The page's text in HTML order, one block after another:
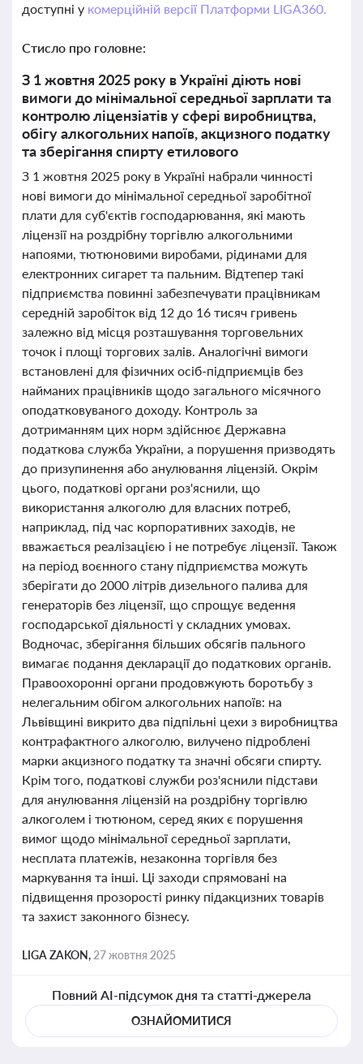
доступні у комерційній версії Платформи LIGA360.
Стисло про головне:
З 1 жовтня 2025 року в Україні діють нові
вимоги до мінімальної середньої зарплати та
контролю ліцензіатів у сфері виробництва,
обігу алкогольних напоїв, акцизного податку
та зберігання спирту етилового
З 1 жовтня 2025 року в Україні набрали чинності
нові вимоги до мінімальної середньої заробітної
плати для суб'єктів господарювання, які мають
ліцензії на роздрібну торгівлю алкогольними
напоями, тютюновими виробами, рідинами для
електронних сигарет та пальним. Відтепер такі
підприємства повинні забезпечувати працівникам
середній заробіток від 12 до 16 тисяч гривень
залежно від місця розташування торговельних
точок і площі торгових залів. Аналогічні вимоги
встановлені для фізичних осіб-підприємців без
найманих працівників щодо загального місячного
оподатковуваного доходу. Контроль за
дотриманням цих норм здійснює Державна
податкова служба України, а порушення призводять
до призупинення або анулювання ліцензій. Окрім
цього, податкові органи роз'яснили, що
використання алкоголю для власних потреб,
наприклад, під час корпоративних заходів, не
вважається реалізацією і не потребує ліцензії. Також
на період воєнного стану підприємства можуть
зберігати до 2000 літрів дизельного палива для
генераторів без ліцензії, що спрощує ведення
господарської діяльності у складних умовах.
Водночас, зберігання більших обсягів пального
вимагає подання декларації до податкових органів.
Правоохоронні органи продовжують боротьбу з
нелегальним обігом алкогольних напоїв: на
Львівщині викрито два підпільні цехи з виробництва
контрафактного алкоголю, вилучено підроблені
марки акцизного податку та значні обсяги спирту.
Крім того, податкові служби роз'яснили підстави
для анулювання ліцензій на роздрібну торгівлю
алкоголем і тютюном, серед яких є порушення
вимог щодо мінімальної середньої зарплати,
несплата платежів, незаконна торгівля без
маркування та інші. Ці заходи спрямовані на
підвищення прозорості ринку підакцизних товарів
та захист законного бізнесу.
LIGA ZAKON, 27 жовтня 2025
Повний AI-підсумок дня та статті-джерела
ОЗНАЙОМИТИСЯ